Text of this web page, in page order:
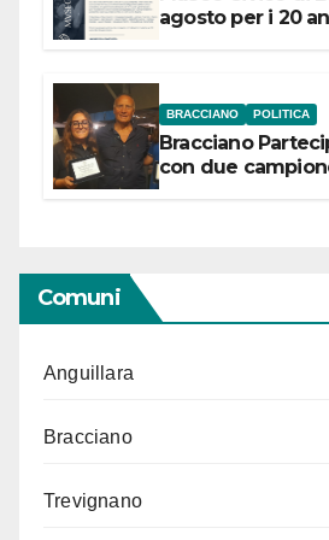
agosto per i 20
BRACCIANO POLITICA
Bracciano
con due
Comuni
Anguillara
Bracciano
Trevignano